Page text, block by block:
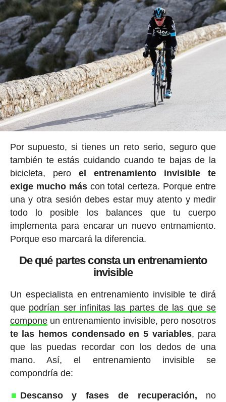
Por supuesto, si tienes un reto serio, seguro que
también te estás cuidando cuando te bajas de la
bicicleta, pero el entrenamiento invisible te
exige mucho máscon total certeza. Porque entre
una y otra sesión debes estar muy atento y medir
todo lo posible los balances que tu cuerpo
implementa para encarar un nuevo entrnamiento.
Porque eso marcará la diferencia.
De qué partes consta un entrenamiento
invisible
Un especialista en entrenamiento invisible te dirá
que podrían ser infinitas las partes de las que se
componeun entrenamiento invisible, pero nosotros
te las hemos condensado en 5 variables, para
que las puedas recordar con los dedos de una
mano. Así, el entrenamiento invisible se
compondría de:
Descanso y fases de recuperación, no